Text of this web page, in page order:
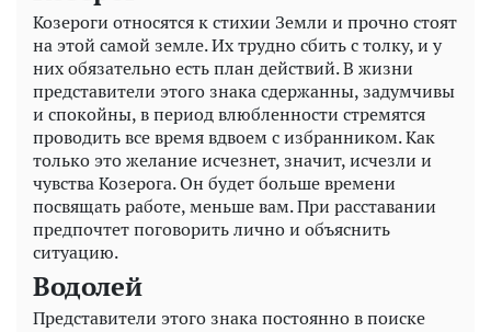
Козероги относятся к стихии Земли и прочно стоят
на этой самой земле. Их трудно сбить с толку, и у
них обязательно есть план действий. В жизни
представители этого знака сдержанны, задумчивы
и спокойны, в период влюбленности стремятся
проводить все время вдвоем с избранником. Как
только это желание исчезнет, значит, исчезли и
чувства Козерога. Он будет больше времени
посвящать работе, меньше вам. При расставании
предпочтет поговорить лично и объяснить
ситуацию.
Водолей
Представители этого знака постоянно в поиске